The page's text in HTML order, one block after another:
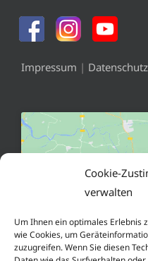
Cookie-
verwalten
Um Ihnen ein optimales Erlebnis
wie Cookies, um
zuzugreifen. Wenn Sie diesen
Impressum | Datenschutz
akzeptieren und